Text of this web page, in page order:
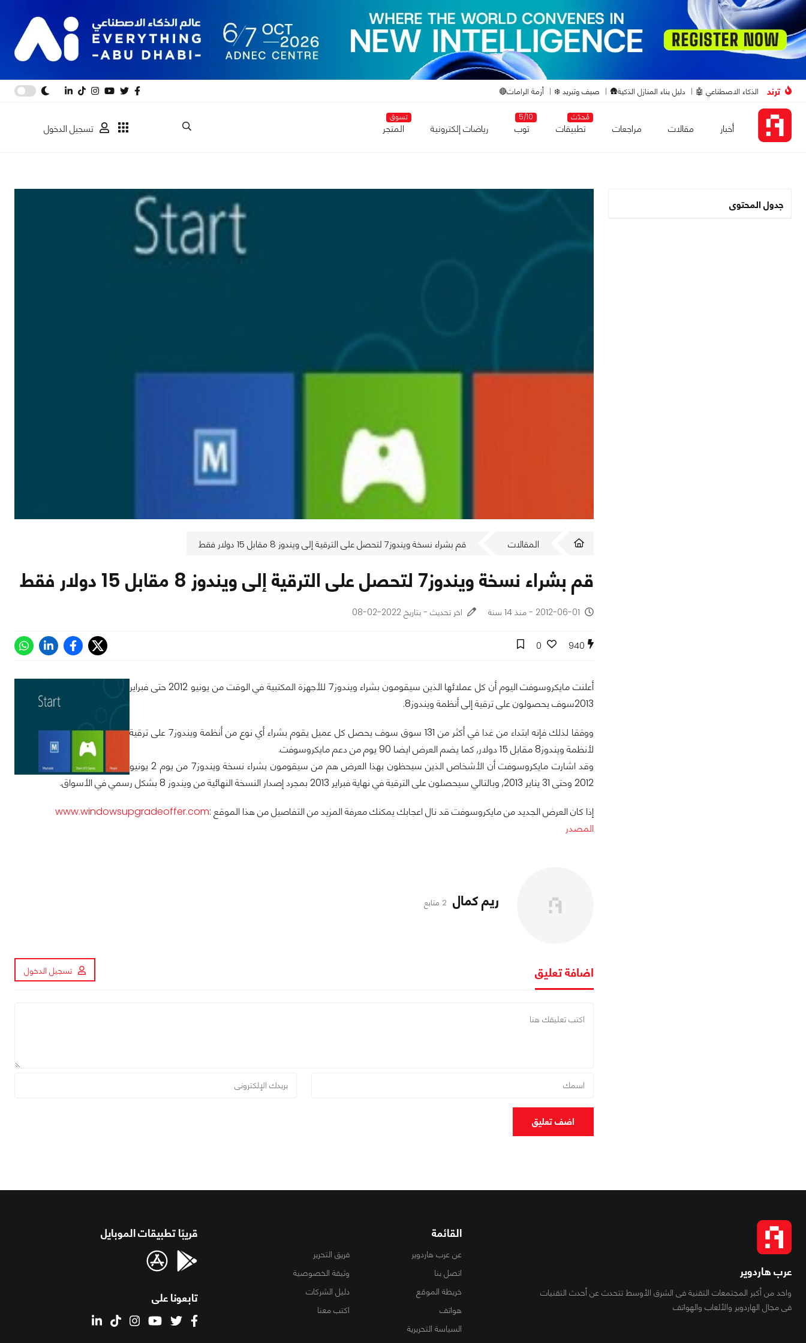
ترند الذكاء الاصطناعي 🤖 دليل بناء المنازل الذكية🛖 صيف وتبريد ❄️ أزمة الرامات🔴
أخبار مقالات مراجعات
مُحدّث
تطبيقات
5/10
توب رياضات إلكترونية
تسوق
المتجر تسجيل الدخول
جدول المحتوى
المقالات قم بشراء نسخة ويندوز7 لتحصل على الترقية إلى ويندوز 8 مقابل 15 دولار فقط
قم بشراء نسخة ويندوز7 لتحصل على الترقية إلى ويندوز 8 مقابل 15 دولار فقط
2012-06-01 - منذ 14 سنة اخر تحديث - بتاريخ 2022-02-08
940
0
أعلنت مايكروسوفت اليوم أن كل عملائها الذين سيقومون بشراء ويندوز7 للأجهزة المكتبية في الوقت من يونيو 2012 حتى فبراير
2013سوف يحصولون على ترقية إلى أنظمة ويندوز8.
ووفقا لذلك فإنه ابتداء من غدا في أكثر من 131 سوق سوف يحصل كل عميل يقوم بشراء أي نوع من أنظمة ويندوز7 على ترقية
لأنظمة ويندوز8 مقابل 15 دولار, كما يضم العرض ايضا 90 يوم من دعم مايكروسوفت.
وقد اشارت مايكروسوفت أن الأشخاص الذين سيحظون بهذا العرض هم من سيقومون بشراء نسخة ويندوز7 من يوم 2 يونيو
2012 وحتى 31 يناير 2013, وبالتالي سيحصلون على الترقية في نهاية فبراير 2013 بمجرد إصدار النسخة النهائية من ويندوز 8 بشكل رسمي في الأسواق.
إذا كان العرض الجديد من مايكروسوفت قد نال اعجابك يمكنك معرفة المزيد من التفاصيل من هذا الموقع :www.windowsupgradeoffer.com
المصدر
ريم كمال 2 متابع
اضافة تعليق تسجيل الدخول
اضف تعليق
عرب هاردوير
واحد من أكبر المجتمعات التقنية فى الشرق الأوسط تتحدث عن أحدث التقنيات
فى مجال الهاردوير والألعاب والهواتف
القائمة
عن عرب هاردوير
فريق التحرير
اتصل بنا
وثيقة الخصوصية
خريطة الموقع
دليل الشركات
هواتف
اكتب معنا
السياسة التحريرية
قريبًا تطبيقات الموبايل
تابعونا على